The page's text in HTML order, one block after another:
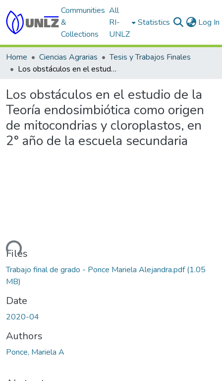
Communities
&
Collections
All
RI-
UNLZ
Statistics Log In
Home Ciencias Agrarias
Tesis y Trabajos Finales
Los obstáculos en el estudio de la Teoría endosimbiótica como origen de mitocondrias y cloroplastos, en 2° año de la escuela secundaria
Los obstáculos en el estudio de la
Teoría endosimbiótica como origen
de mitocondrias y cloroplastos, en
2° año de la escuela secundaria
Files
Trabajo final de grado - Ponce Mariela Alejandra.pdf(1.05
MB)
Date
2020-04
Authors
Ponce, Mariela A